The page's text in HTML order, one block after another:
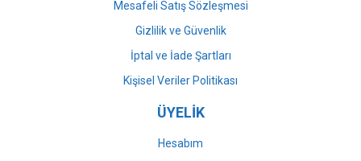
Mesafeli Satış Sözleşmesi
Gizlilik ve Güvenlik
İptal ve İade Şartları
Kişisel Veriler Politikası
ÜYELİK
Hesabım